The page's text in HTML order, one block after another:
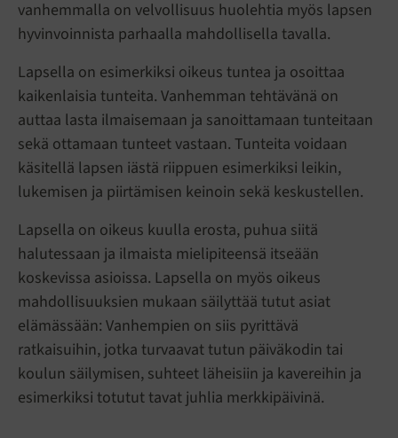
vanhemmalla on velvollisuus huolehtia myös lapsen
hyvinvoinnista parhaalla mahdollisella tavalla.
Lapsella on esimerkiksi oikeus tuntea ja osoittaa
kaikenlaisia tunteita. Vanhemman tehtävänä on
auttaa lasta ilmaisemaan ja sanoittamaan tunteitaan
sekä ottamaan tunteet vastaan. Tunteita voidaan
käsitellä lapsen iästä riippuen esimerkiksi leikin,
lukemisen ja piirtämisen keinoin sekä keskustellen.
Lapsella on oikeus kuulla erosta, puhua siitä
halutessaan ja ilmaista mielipiteensä itseään
koskevissa asioissa. Lapsella on myös oikeus
mahdollisuuksien mukaan säilyttää tutut asiat
elämässään: Vanhempien on siis pyrittävä
ratkaisuihin, jotka turvaavat tutun päiväkodin tai
koulun säilymisen, suhteet läheisiin ja kavereihin ja
esimerkiksi totutut tavat juhlia merkkipäivinä.